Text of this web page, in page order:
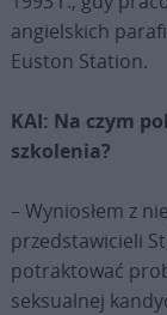
angielskich
Euston Station.
KAI: Na czym
szkolenia?
– Wyniosłem z
przedstawicieli
potraktować
seksualnej